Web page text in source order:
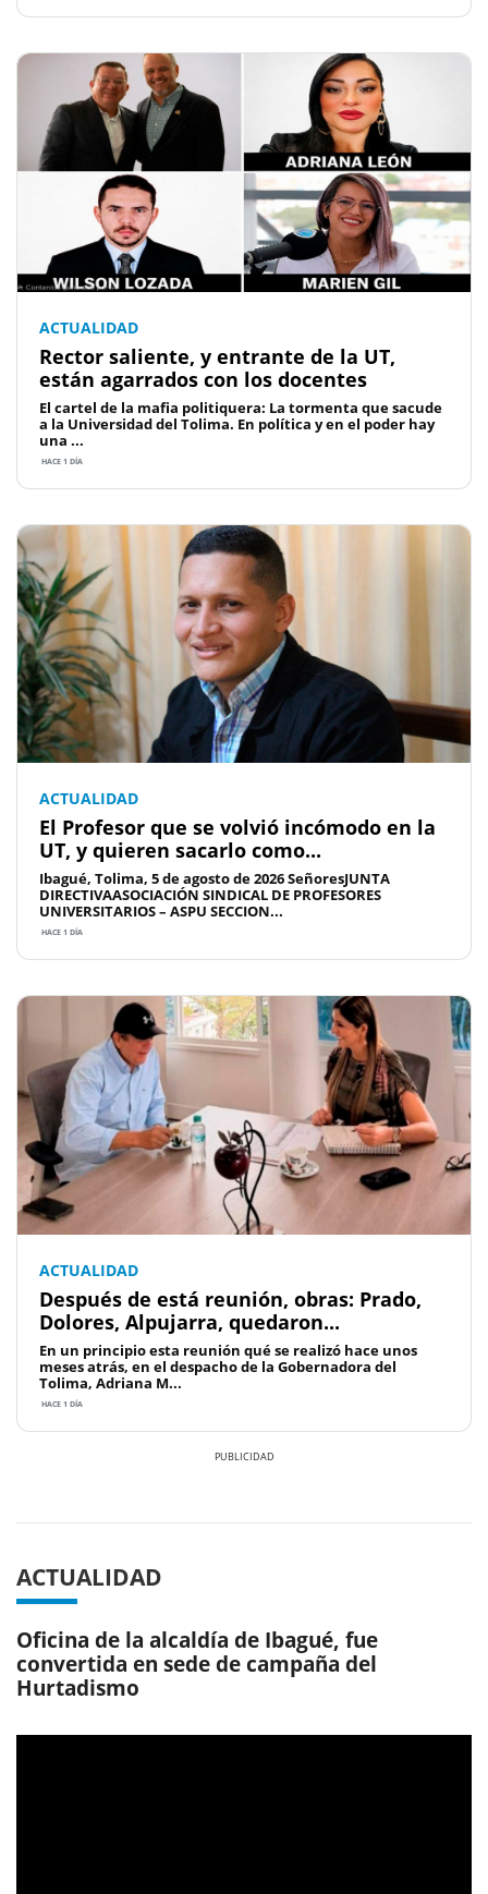
ACTUALIDAD
Rector saliente, y entrante de la UT,
están agarrados con los docentes
El cartel de la mafia politiquera: La tormenta que sacude
a la Universidad del Tolima. En política y en el poder hay
una ...
HACE 1 DÍA
ACTUALIDAD
El Profesor que se volvió incómodo en la
UT, y quieren sacarlo como...
Ibagué, Tolima, 5 de agosto de 2026 SeñoresJUNTA
DIRECTIVAASOCIACIÓN SINDICAL DE PROFESORES
UNIVERSITARIOS – ASPU SECCION...
HACE 1 DÍA
ACTUALIDAD
Después de está reunión, obras: Prado,
Dolores, Alpujarra, quedaron...
En un principio esta reunión qué se realizó hace unos
meses atrás, en el despacho de la Gobernadora del
Tolima, Adriana M...
HACE 1 DÍA
ACTUALIDAD
Oficina de la alcaldía de Ibagué, fue
convertida en sede de campaña del
Hurtadismo